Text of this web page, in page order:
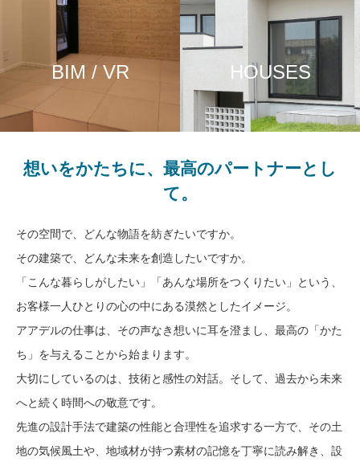
BIM / VR HOUSES
想いをかたちに、最高のパートナーとし
て。
その空間で、どんな物語を紡ぎたいですか。
その建築で、どんな未来を創造したいですか。
「こんな暮らしがしたい」「あんな場所をつくりたい」という、
お客様一人ひとりの心の中にある漠然としたイメージ。
アアデルの仕事は、その声なき想いに耳を澄まし、最高の「かた
ち」を与えることから始まります。
大切にしているのは、技術と感性の対話。そして、過去から未来
へと続く時間への敬意です。
先進の設計手法で建築の性能と合理性を追求する一方で、その土
地の気候風土や、地域材が持つ素材の記憶を丁寧に読み解き、設